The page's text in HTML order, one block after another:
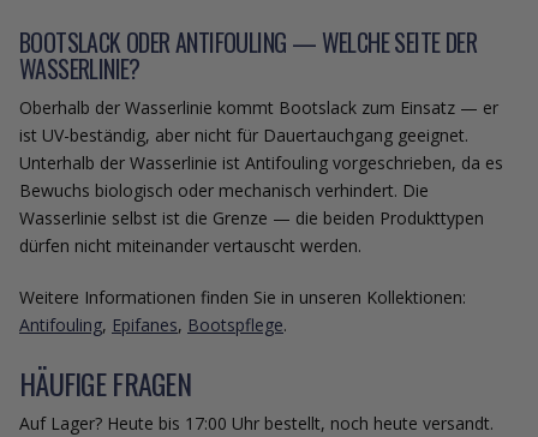
BOOTSLACK ODER ANTIFOULING — WELCHE SEITE DER
WASSERLINIE?
Oberhalb der Wasserlinie kommt Bootslack zum Einsatz — er
ist UV-beständig, aber nicht für Dauertauchgang geeignet.
Unterhalb der Wasserlinie ist Antifouling vorgeschrieben, da es
Bewuchs biologisch oder mechanisch verhindert. Die
Wasserlinie selbst ist die Grenze — die beiden Produkttypen
dürfen nicht miteinander vertauscht werden.
Weitere Informationen finden Sie in unseren Kollektionen:
Antifouling, Epifanes, Bootspflege.
HÄUFIGE FRAGEN
Auf Lager? Heute bis 17:00 Uhr bestellt, noch heute versandt.